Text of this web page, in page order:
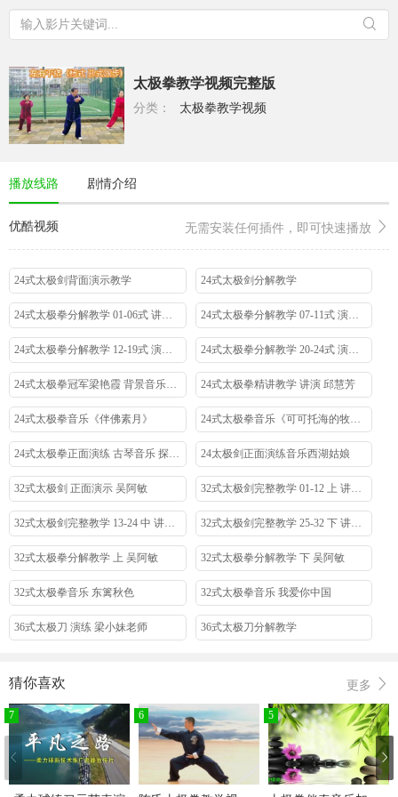
太极拳教学视频完整版
分类： 太极拳教学视频
播放线路 剧情介绍
优酷视频 无需安装任何插件，即可快速播放
24式太极剑背面演示教学 24式太极剑分解教学
24式太极拳分解教学 01-06式 讲解 世界太极冠军柴云龙 24式太极拳分解教学 07-11式 演讲 世界太极冠军柴云龙
24式太极拳分解教学 12-19式 演讲 世界太极冠军柴云龙 24式太极拳分解教学 20-24式 演讲 世界太极冠军柴云龙
24式太极拳冠军梁艳霞 背景音乐绿野仙踪 24式太极拳精讲教学 讲演 邱慧芳
24式太极拳音乐《伴佛素月》 24式太极拳音乐《可可托海的牧羊人》
24式太极拳正面演练 古琴音乐 探清水河 24太极剑正面演练音乐西湖姑娘
32式太极剑 正面演示 吴阿敏 32式太极剑完整教学 01-12 上 讲演 吴阿敏
32式太极剑完整教学 13-24 中 讲演 吴阿敏 32式太极剑完整教学 25-32 下 讲演 吴阿敏
32式太极拳分解教学 上 吴阿敏 32式太极拳分解教学 下 吴阿敏
32式太极拳音乐 东篱秋色 32式太极拳音乐 我爱你中国
36式太极刀 演练 梁小妹老师 36式太极刀分解教学
42式太极剑分解教学 01-05式 吴阿敏 42式太极剑分解教学 06-11式 吴阿敏
42式太极剑分解教学 12-16式 吴阿敏 42式太极剑分解教学 17-21式 吴阿敏
更多
猜你喜欢
7 6 5